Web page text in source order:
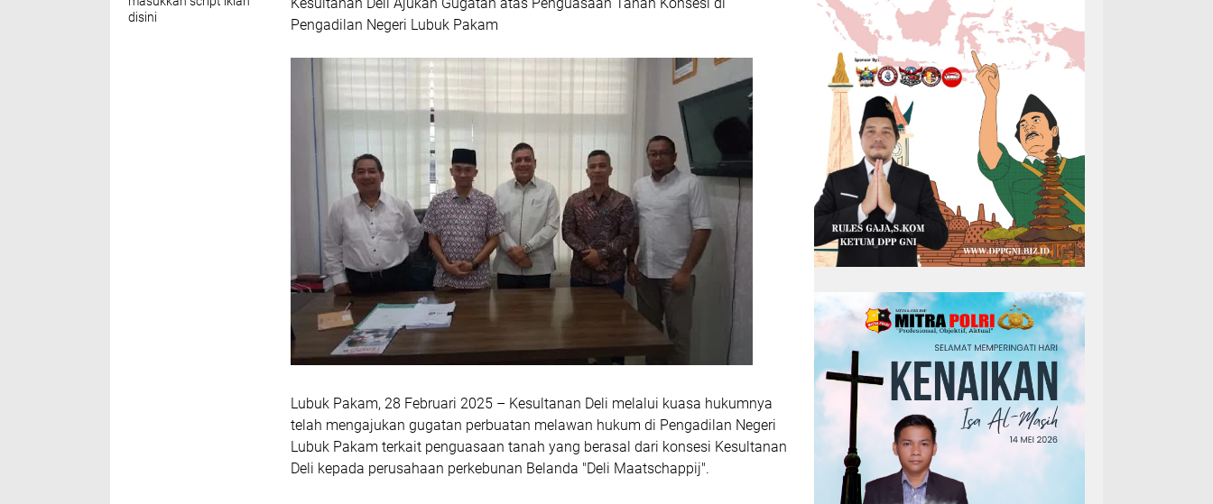
disini
Pengadilan Negeri Lubuk Pakam
Lubuk Pakam, 28 Februari 2025 – Kesultanan Deli melalui kuasa hukumnya
telah mengajukan gugatan perbuatan melawan hukum di Pengadilan Negeri
Lubuk Pakam terkait penguasaan tanah yang berasal dari konsesi Kesultanan
Deli kepada perusahaan perkebunan Belanda "Deli Maatschappij".